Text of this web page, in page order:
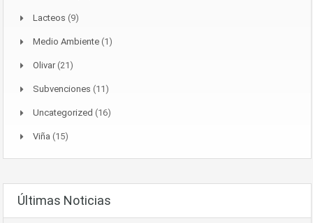
Lacteos (9)
Medio Ambiente (1)
Olivar(21)
Subvenciones (11)
Uncategorized (16)
Viña (15)
Últimas Noticias